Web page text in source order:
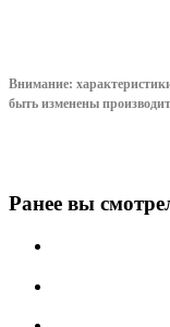
Внимание:
быть изменены
Ранее вы